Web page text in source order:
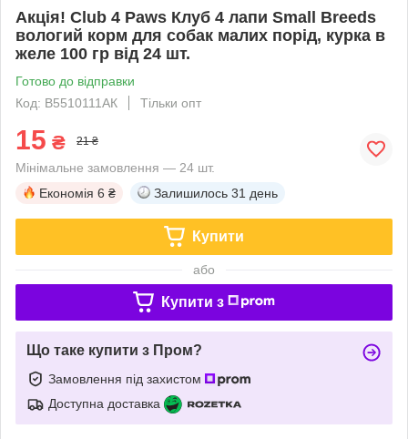
Акція! Club 4 Paws Клуб 4 лапи Small Breeds
вологий корм для собак малих порід, курка в
желе 100 гр від 24 шт.
Готово до відправки
Код: B5510111АК
Тільки опт
15 ₴ 21 ₴
Мінімальне замовлення — 24 шт.
Економія 6 ₴ Залишилось 31 день
Купити
або
Купити з
Що таке купити з Пром?
Замовлення під захистом
Доступна доставка